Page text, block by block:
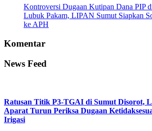
Kontroversi Dugaan Kutipan Dana PIP
Lubuk Pakam, LIPAN Sumut Siapkan
ke APH
Komentar
News Feed
Ratusan Titik P3-TGAI di Sumut Disorot,
Aparat Turun Periksa Dugaan
Irigasi